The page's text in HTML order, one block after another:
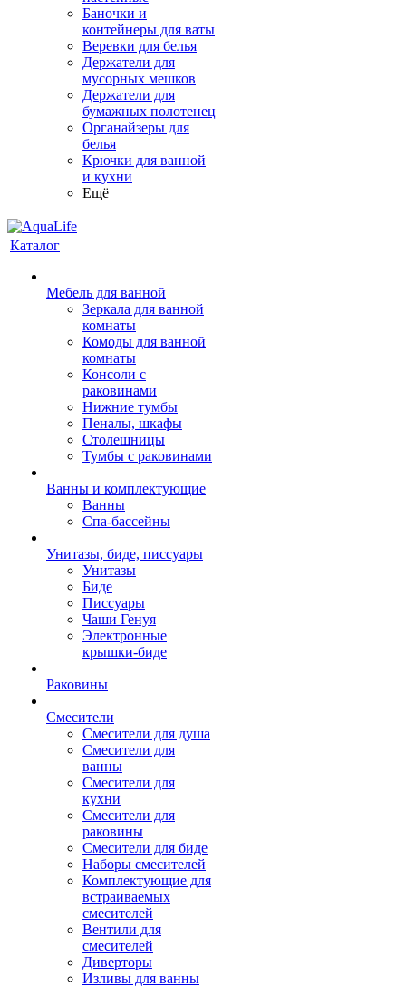
Баночки и
контейнеры для ваты
Веревки для белья
Держатели для
мусорных мешков
Держатели для
бумажных полотенец
Органайзеры для
белья
Крючки для ванной
и кухни
Ещё
Каталог
Мебель для ванной
Зеркала для ванной
комнаты
Комоды для ванной
комнаты
Консоли с
раковинами
Нижние тумбы
Пеналы, шкафы
Столешницы
Тумбы с раковинами
Ванны и комплектующие
Ванны
Спа-бассейны
Унитазы, биде, писсуары
Унитазы
Биде
Писсуары
Чаши Генуя
Электронные
крышки-биде
Раковины
Смесители
Смесители для душа
Смесители для
ванны
Смесители для
кухни
Смесители для
раковины
Смесители для биде
Наборы смесителей
Комплектующие для
встраиваемых
смесителей
Вентили для
смесителей
Диверторы
Изливы для ванны